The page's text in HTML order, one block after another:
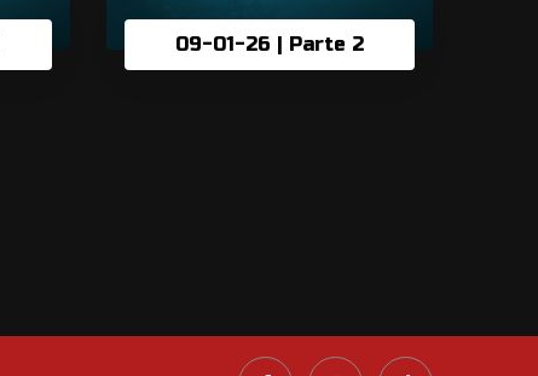
09-01-26 | Parte 2